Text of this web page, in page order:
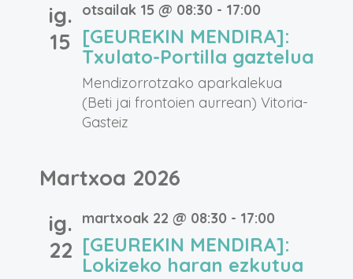
ig.
15
otsailak 15 @ 08:30 - 17:00
[GEUREKIN MENDIRA]:
Txulato-Portilla gaztelua
Mendizorrotzako aparkalekua
(Beti jai frontoien aurrean) Vitoria-
Gasteiz
Martxoa 2026
ig.
22
martxoak 22 @ 08:30 - 17:00
[GEUREKIN MENDIRA]:
Lokizeko haran ezkutua